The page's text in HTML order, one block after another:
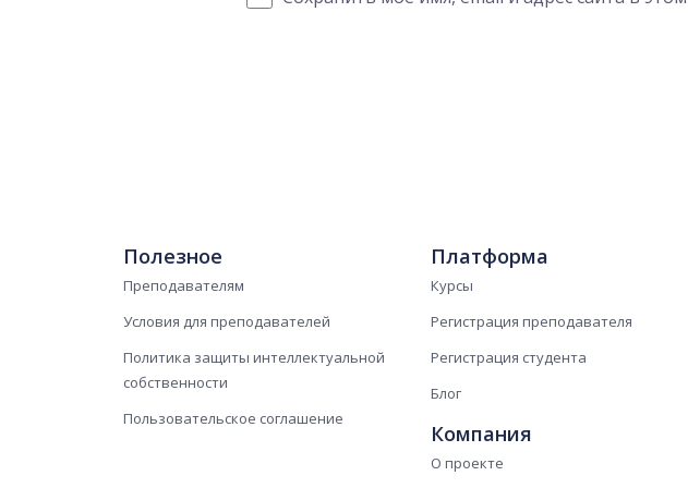
Полезное
Преподавателям
Условия для преподавателей
Политика защиты интеллектуальной
собственности
Пользовательское соглашение
Платформа
Курсы
Регистрация преподавателя
Регистрация студента
Блог
Компания
О проекте